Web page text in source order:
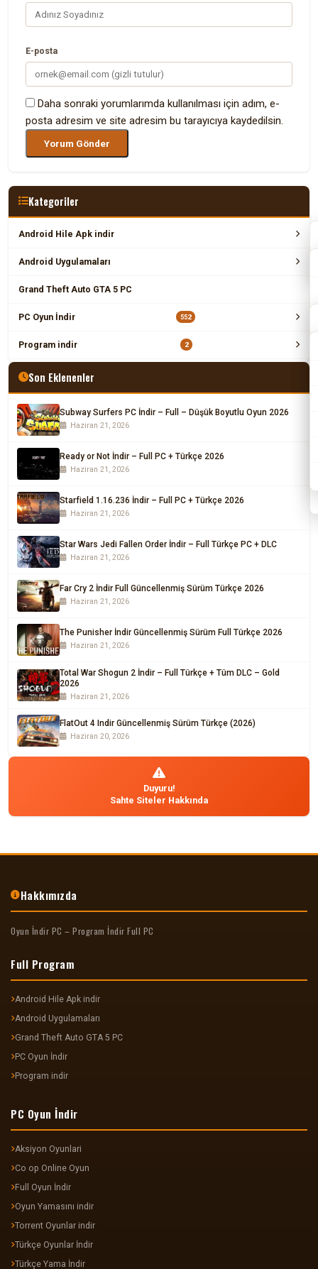
E-posta
Daha sonraki yorumlarımda kullanılması için adım, e-
posta adresim ve site adresim bu tarayıcıya kaydedilsin.
Kategoriler
Android Hile Apk indir
Android Uygulamaları
Grand Theft Auto GTA 5 PC
PC Oyun İndir 552
Program indir 2
Son Eklenenler
Subway Surfers PC İndir – Full – Düşük Boyutlu Oyun 2026
Haziran 21, 2026
Ready or Not İndir – Full PC + Türkçe 2026
Haziran 21, 2026
Starfield 1.16.236 İndir – Full PC + Türkçe 2026
Haziran 21, 2026
Star Wars Jedi Fallen Order İndir – Full Türkçe PC + DLC
Haziran 21, 2026
Far Cry 2 İndir Full Güncellenmiş Sürüm Türkçe 2026
Haziran 21, 2026
The Punisher İndir Güncellenmiş Sürüm Full Türkçe 2026
Haziran 21, 2026
Total War Shogun 2 İndir – Full Türkçe + Tüm DLC – Gold
2026
Haziran 21, 2026
FlatOut 4 Indir Güncellenmiş Sürüm Türkçe (2026)
Haziran 20, 2026
Duyuru!
Sahte Siteler Hakkında
Hakkımızda
Oyun İndir PC – Program İndir Full PC
Full Program
Android Hile Apk indir
Android Uygulamaları
Grand Theft Auto GTA 5 PC
PC Oyun İndir
Program indir
PC Oyun İndir
Aksiyon Oyunlari
Co op Online Oyun
Full Oyun İndir
Oyun Yamasını indir
Torrent Oyunlar indir
Türkçe Oyunlar İndir
Türkçe Yama İndir